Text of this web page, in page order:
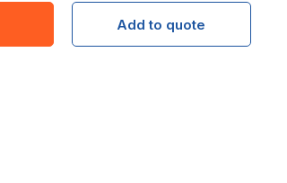
Add to quote